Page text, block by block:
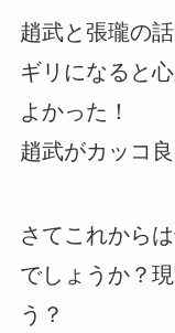
趙武と張瓏の
ギリになると
よかった！
趙武がカッコ
さてこれから
でしょうか？
う？